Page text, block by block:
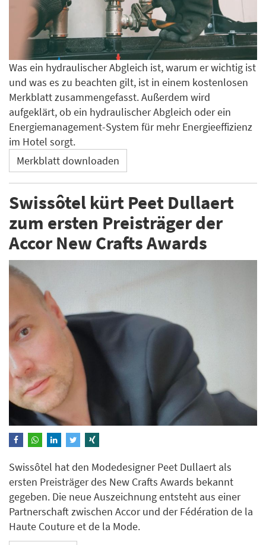
Was ein hydraulischer Abgleich ist, warum er wichtig ist
und was es zu beachten gilt, ist in einem kostenlosen
Merkblatt zusammengefasst. Außerdem wird
aufgeklärt, ob ein hydraulischer Abgleich oder ein
Energiemanagement-System für mehr Energieeffizienz
im Hotel sorgt.
Merkblatt downloaden
Swissôtel kürt Peet Dullaert
zum ersten Preisträger der
Accor New Crafts Awards
Swissôtel hat den Modedesigner Peet Dullaert als
ersten Preisträger des New Crafts Awards bekannt
gegeben. Die neue Auszeichnung entsteht aus einer
Partnerschaft zwischen Accor und der Fédération de la
Haute Couture et de la Mode.